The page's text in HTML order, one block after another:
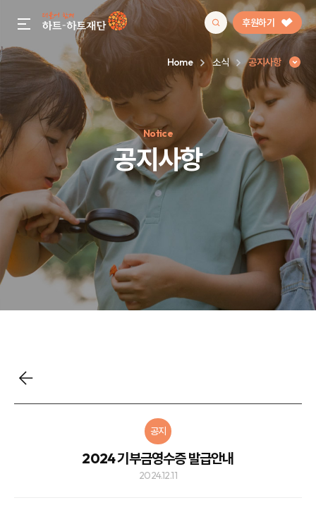
gnb menu open 후원하기
인기 키워드
#정기후원#하트플레이스#캠페인#팬덤후원
Home 소식 공지사항
Notice
공지사항
공지
2024 기부금영수증 발급안내
2024.12.11